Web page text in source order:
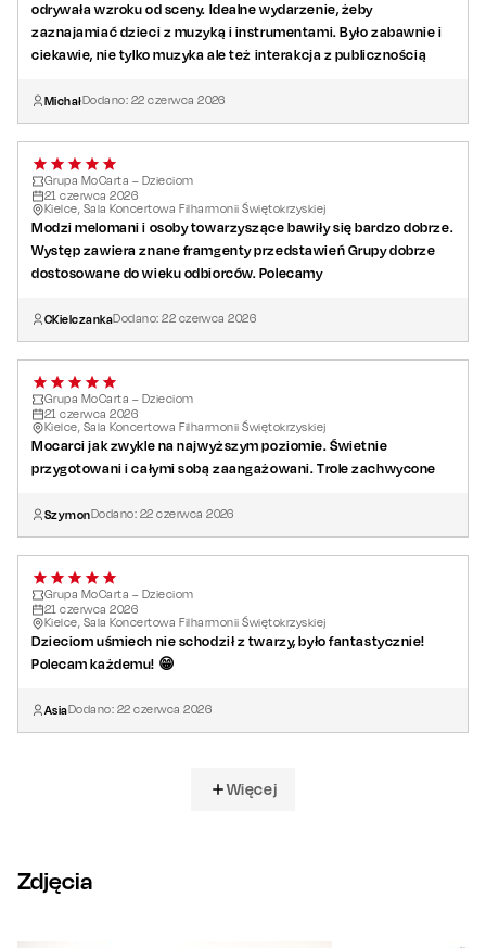
odrywała wzroku od sceny. Idealne wydarzenie, żeby
zaznajamiać dzieci z muzyką i instrumentami. Było zabawnie i
ciekawie, nie tylko muzyka ale też interakcja z publicznością
MichałDodano: 22 czerwca 2026
Grupa MoCarta – Dzieciom
21 czerwca 2026
Kielce, Sala Koncertowa Filharmonii Świętokrzyskiej
Modzi melomani i osoby towarzyszące bawiły się bardzo dobrze.
Występ zawiera znane framgenty przedstawień Grupy dobrze
dostosowane do wieku odbiorców. Polecamy
CKielczankaDodano:22 czerwca 2026
Grupa MoCarta – Dzieciom
21 czerwca 2026
Kielce, Sala Koncertowa Filharmonii Świętokrzyskiej
Mocarci jak zwykle na najwyższym poziomie. Świetnie
przygotowani i całymi sobą zaangażowani. Trole zachwycone
SzymonDodano: 22 czerwca 2026
Grupa MoCarta – Dzieciom
21 czerwca 2026
Kielce, Sala Koncertowa Filharmonii Świętokrzyskiej
Dzieciom uśmiech nie schodził z twarzy, było fantastycznie!
Polecam każdemu! 😁
AsiaDodano: 22 czerwca 2026
Więcej
Zdjęcia